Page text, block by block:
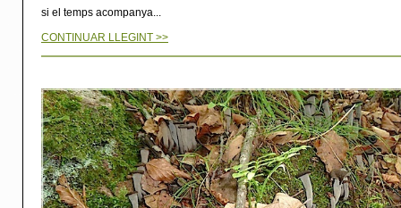
si el temps acompanya...
CONTINUAR LLEGINT >>